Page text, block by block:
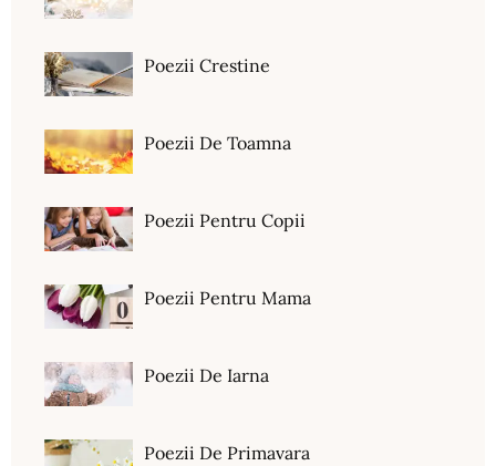
Poezii Crestine
Poezii De Toamna
Poezii Pentru Copii
Poezii Pentru Mama
Poezii De Iarna
Poezii De Primavara